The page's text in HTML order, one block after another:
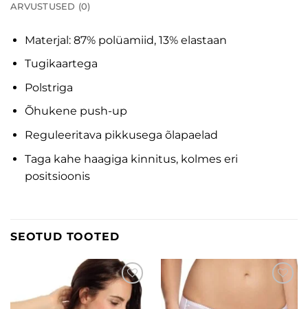
ARVUSTUSED (0)
Materjal: 87% polüamiid, 13% elastaan
Tugikaartega
Polstriga
Õhukene push-up
Reguleeritava pikkusega õlapaelad
Taga kahe haagiga kinnitus, kolmes eri
positsioonis
SEOTUD TOOTED
Lisa
soovinimekirja
soovinimekirja